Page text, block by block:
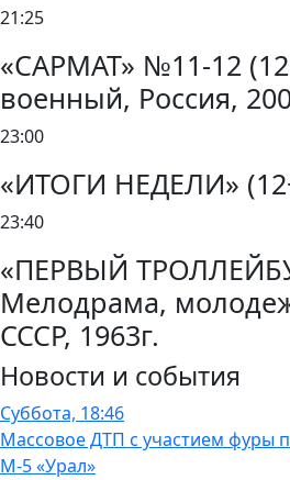
21:25
«САРМАТ» №11-12
военный, Россия,
23:00
«ИТОГИ НЕДЕЛИ»
23:40
«ПЕРВЫЙ
Мелодрама,
СССР, 1963г.
Новости и события
Суббота, 18:46
Массовое ДТП с участием фуры
М-5 «Урал»